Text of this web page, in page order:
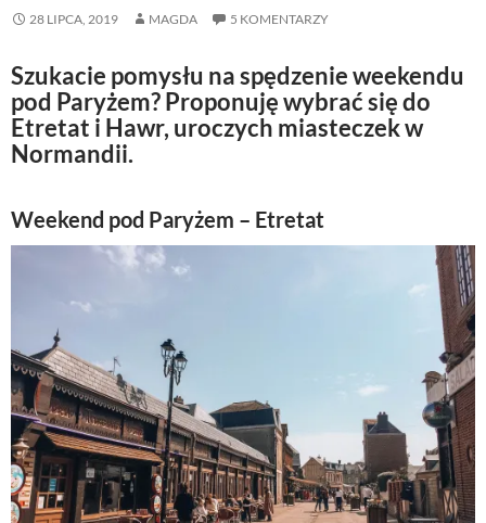
28 LIPCA, 2019 MAGDA 5 KOMENTARZY
Szukacie pomysłu na spędzenie weekendu
pod Paryżem? Proponuję wybrać się do
Etretat i Hawr, uroczych miasteczek w
Normandii.
Weekend pod Paryżem – Etretat